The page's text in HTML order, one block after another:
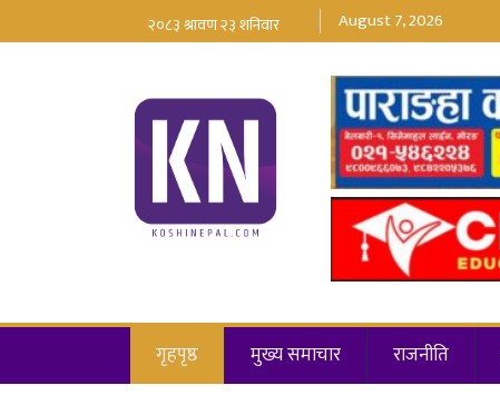
August 7, 2026
गृहपृष्ठ मुख्य समाचार राजनीति